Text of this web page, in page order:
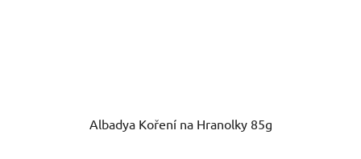
Albadya Koření na Hranolky 85g